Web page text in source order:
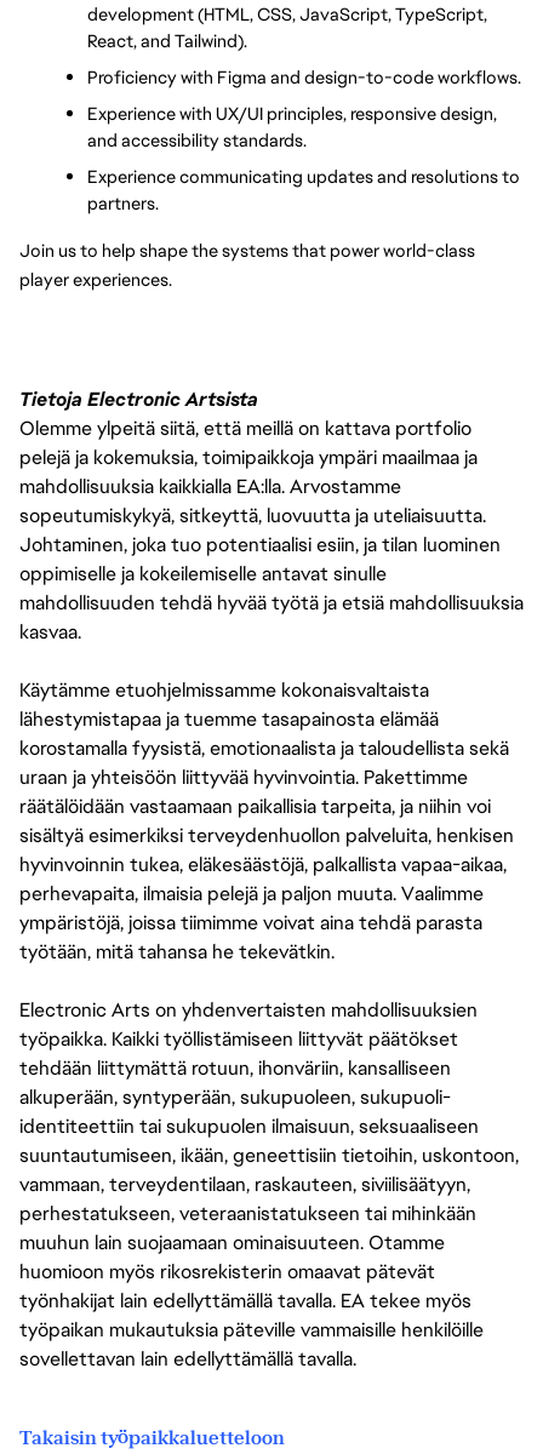
development (HTML, CSS, JavaScript, TypeScript,
React, and Tailwind).
Proficiency with Figma and design-to-code workflows.
Experience with UX/UI principles, responsive design,
and accessibility standards.
Experience communicating updates and resolutions to
partners.
Join us to help shape the systems that power world-class
player experiences.
Tietoja Electronic Artsista
Olemme ylpeitä siitä, että meillä on kattava portfolio
pelejä ja kokemuksia, toimipaikkoja ympäri maailmaa ja
mahdollisuuksia kaikkialla EA:lla. Arvostamme
sopeutumiskykyä, sitkeyttä, luovuutta ja uteliaisuutta.
Johtaminen, joka tuo potentiaalisi esiin, ja tilan luominen
oppimiselle ja kokeilemiselle antavat sinulle
mahdollisuuden tehdä hyvää työtä ja etsiä mahdollisuuksia
kasvaa.
Käytämme etuohjelmissamme kokonaisvaltaista
lähestymistapaa ja tuemme tasapainosta elämää
korostamalla fyysistä, emotionaalista ja taloudellista sekä
uraan ja yhteisöön liittyvää hyvinvointia. Pakettimme
räätälöidään vastaamaan paikallisia tarpeita, ja niihin voi
sisältyä esimerkiksi terveydenhuollon palveluita, henkisen
hyvinvoinnin tukea, eläkesäästöjä, palkallista vapaa-aikaa,
perhevapaita, ilmaisia pelejä ja paljon muuta. Vaalimme
ympäristöjä, joissa tiimimme voivat aina tehdä parasta
työtään, mitä tahansa he tekevätkin.
Electronic Arts on yhdenvertaisten mahdollisuuksien
työpaikka. Kaikki työllistämiseen liittyvät päätökset
tehdään liittymättä rotuun, ihonväriin, kansalliseen
alkuperään, syntyperään, sukupuoleen, sukupuoli-
identiteettiin tai sukupuolen ilmaisuun, seksuaaliseen
suuntautumiseen, ikään, geneettisiin tietoihin, uskontoon,
vammaan, terveydentilaan, raskauteen, siviilisäätyyn,
perhestatukseen, veteraanistatukseen tai mihinkään
muuhun lain suojaamaan ominaisuuteen. Otamme
huomioon myös rikosrekisterin omaavat pätevät
työnhakijat lain edellyttämällä tavalla. EA tekee myös
työpaikan mukautuksia päteville vammaisille henkilöille
sovellettavan lain edellyttämällä tavalla.
Takaisin työpaikkaluetteloon